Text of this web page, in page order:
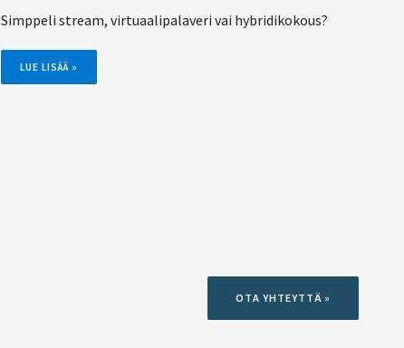
Simppeli stream, virtuaalipalaveri vai hybridikokous?
LUE LISÄÄ »
OTA YHTEYTTÄ »